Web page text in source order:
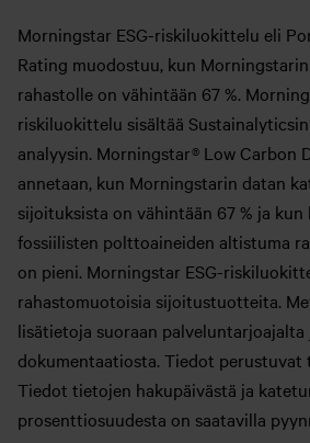
Morningstar ESG-riskiluokittelu eli
Rating muodostuu, kun
rahastolle on vähintään 67 %.
riskiluokittelu sisältää
analyysin. Morningstar® Low Carbon
annetaan, kun Morningstarin datan
sijoituksista on vähintään 67 % ja
fossiilisten polttoaineiden altistuma
on pieni. Morningstar ESG-
rahastomuotoisia sijoitustuotteita.
lisätietoja suoraan
dokumentaatiosta. Tiedot perustuvat
Tiedot tietojen hakupäivästä ja
prosenttiosuudesta on saatavilla